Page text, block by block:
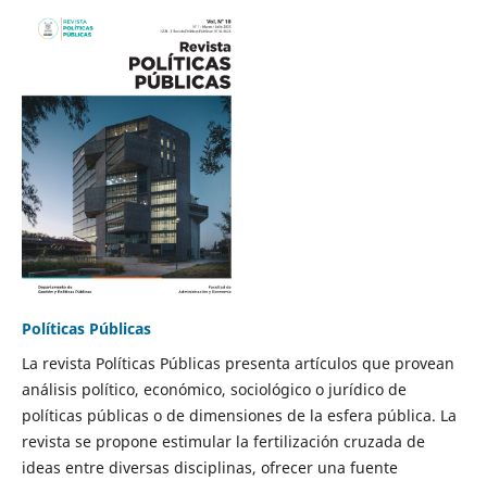
Políticas Públicas
La revista Políticas Públicas presenta artículos que provean
análisis político, económico, sociológico o jurídico de
políticas públicas o de dimensiones de la esfera pública. La
revista se propone estimular la fertilización cruzada de
ideas entre diversas disciplinas, ofrecer una fuente